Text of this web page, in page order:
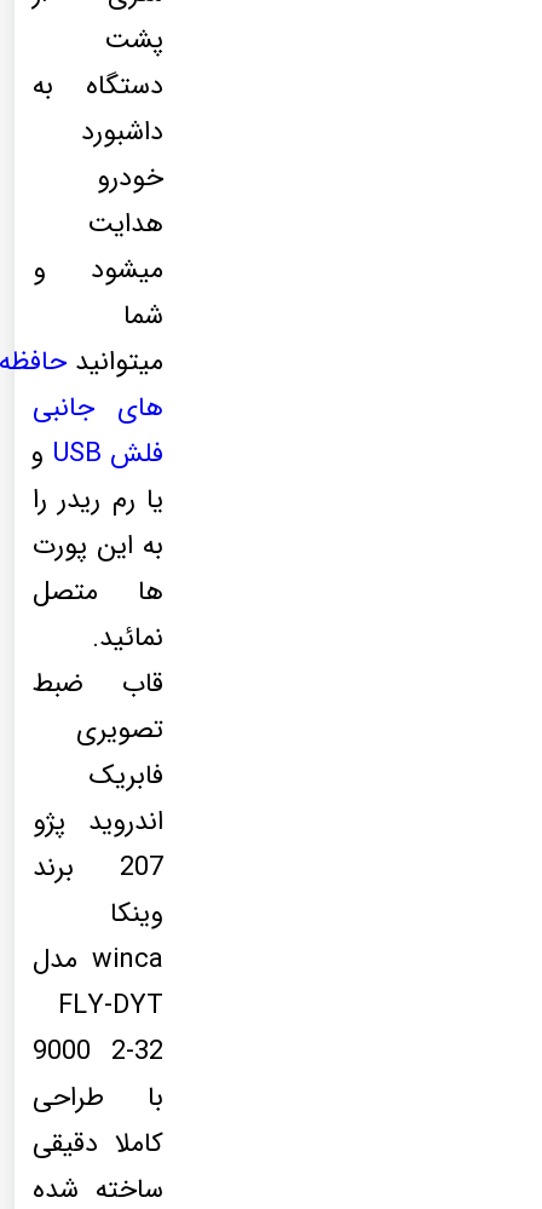
پشت
دستگاه به
داشبورد
خودرو
هدایت
میشود و
شما
میتوانید حافظه
های جانبی
فلش USB و
یا رم ریدر را
به این پورت
ها متصل
نمائید.
قاب ضبط
تصویری
فابریک
اندروید پژو
207 برند
وینکا
winca مدل
FLY-DYT
9000 2-32
با طراحی
کاملا دقیقی
ساخته شده